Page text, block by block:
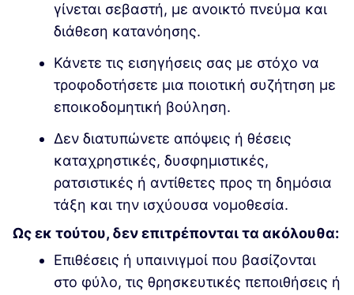
γίνεται σεβαστή, με ανοικτό πνεύμα και
διάθεση κατανόησης.
Κάνετε τις εισηγήσεις σας με στόχο να
τροφοδοτήσετε μια ποιοτική συζήτηση με
εποικοδομητική βούληση.
Δεν διατυπώνετε απόψεις ή θέσεις
καταχρηστικές, δυσφημιστικές,
ρατσιστικές ή αντίθετες προς τη δημόσια
τάξη και την ισχύουσα νομοθεσία.
Ως εκ τούτου, δεν επιτρέπονται τα ακόλουθα:
Επιθέσεις ή υπαινιγμοί που βασίζονται
στο φύλο, τις θρησκευτικές πεποιθήσεις ή